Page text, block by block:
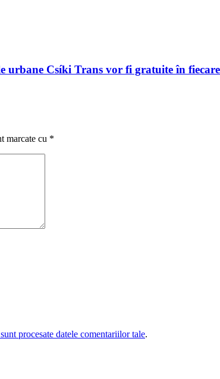
urbane Csíki Trans vor fi gratuite în
marcate cu *
procesate datele comentariilor tale.